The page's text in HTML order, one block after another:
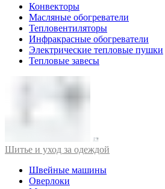
Конвекторы
Масляные обогреватели
Тепловентиляторы
Инфракрасные обогреватели
Электрические тепловые пушки
Тепловые завесы
Шитье и уход за одеждой
Швейные машины
Оверлоки